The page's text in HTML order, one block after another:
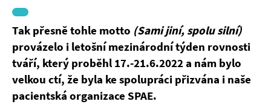
Tak přesně tohle motto (Sami jiní, spolu silní)
provázelo i letošní mezinárodní týden rovnosti
tváří, který proběhl 17.-21.6.2022 a nám bylo
velkou ctí, že byla ke spolupráci přizvána i naše
pacientská organizace SPAE.